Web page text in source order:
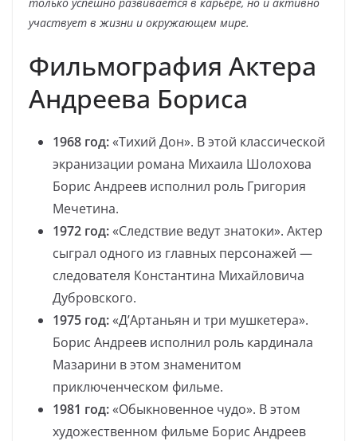
участвует в жизни и окружающем мире.
Фильмография Актера
Андреева Бориса
1968 год:«Тихий Дон». В этой классической
экранизации романа Михаила Шолохова
Борис Андреев исполнил роль Григория
Мечетина.
1972 год:«Следствие ведут знатоки». Актер
сыграл одного из главных персонажей —
следователя Константина Михайловича
Дубровского.
1975 год:«Д’Артаньян и три мушкетера».
Борис Андреев исполнил роль кардинала
Мазарини в этом знаменитом
приключенческом фильме.
1981 год:«Обыкновенное чудо». В этом
художественном фильме Борис Андреев